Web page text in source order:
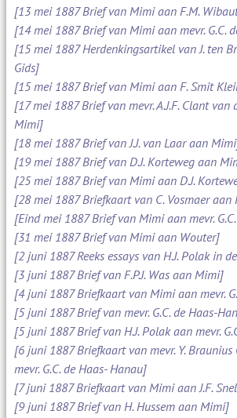
[13 mei 1887 Brief van Mimi aan F.M.
[14 mei 1887 Brief van Mimi aan mevr. G.C.
[15 mei 1887 Herdenkingsartikel van J. ten
Gids]
[15 mei 1887 Brief van Mimi aan F. Smit
[17 mei 1887 Brief van mevr. A.J.F. Clant
Mimi]
[18 mei 1887 Brief van J.J. van Laar aan
[19 mei 1887 Brief van D.J. Korteweg aan
[25 mei 1887 Brief van Mimi aan D.J.
[28 mei 1887 Briefkaart van C. Vosmaer aan
[Eind mei 1887 Brief van Mimi aan mevr.
[31 mei 1887 Brief van Mimi aan Wouter]
[2 juni 1887 Reeks essays van H.J. Polak in
[3 juni 1887 Brief van F.P.J. Was aan Mimi]
[4 juni 1887 Briefkaart van Mimi aan mevr.
[5 juni 1887 Brief van mevr. G.C. de Haas-
[5 juni 1887 Brief van H.J. Polak aan mevr.
[6 juni 1887 Briefkaart van mevr. Y.
mevr. G.C. de Haas- Hanau]
[7 juni 1887 Briefkaart van Mimi aan J.F.
[9 juni 1887 Brief van H. Hussem aan Mimi]